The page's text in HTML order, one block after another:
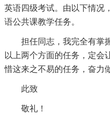
英语四级考试。由以下情况
语公共课教学任务。
担任同志，我完全有掌
以上两个方面的任务，定会
惜这来之不易的任务，奋力
此致
敬礼！